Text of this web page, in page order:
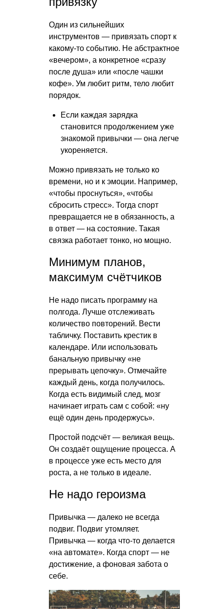
Один из сильнейших
инструментов — привязать спорт к
какому-то событию. Не абстрактное
«вечером», а конкретное «сразу
после душа» или «после чашки
кофе». Ум любит ритм, тело любит
порядок.
Если каждая зарядка
становится продолжением уже
знакомой привычки — она легче
укореняется.
Можно привязать не только ко
времени, но и к эмоции. Например,
«чтобы проснуться», «чтобы
сбросить стресс». Тогда спорт
превращается не в обязанность, а
в ответ — на состояние. Такая
связка работает тонко, но мощно.
Минимум планов,
максимум счётчиков
Не надо писать программу на
полгода. Лучше отслеживать
количество повторений. Вести
табличку. Поставить крестик в
календаре. Или использовать
банальную привычку «не
прерывать цепочку». Отмечайте
каждый день, когда получилось.
Когда есть видимый след, мозг
начинает играть сам с собой: «ну
ещё один день продержусь».
Простой подсчёт — великая вещь.
Он создаёт ощущение процесса. А
в процессе уже есть место для
роста, а не только в идеале.
Не надо героизма
Привычка — далеко не всегда
подвиг. Подвиг утомляет.
Привычка — когда что-то делается
«на автомате». Когда спорт — не
достижение, а фоновая забота о
себе.